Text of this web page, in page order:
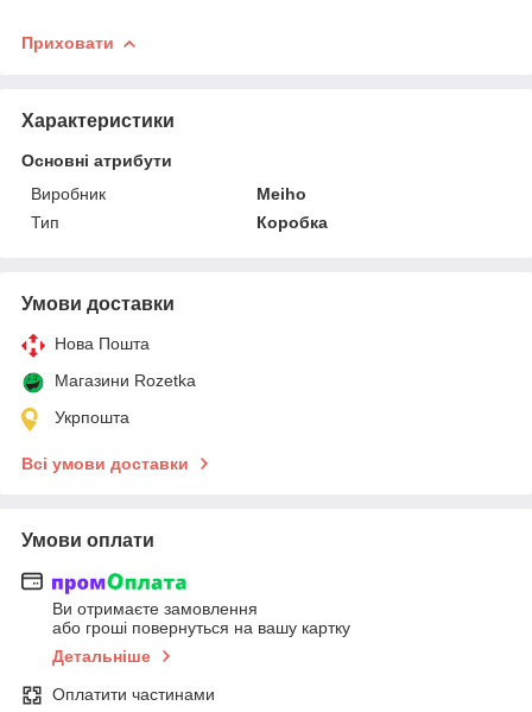
Приховати
Характеристики
Основні атрибути
Виробник
Meiho
Тип
Коробка
Умови доставки
Нова Пошта
Магазини Rozetka
Укрпошта
Всі умови доставки
Умови оплати
Ви отримаєте замовлення
або гроші повернуться на вашу картку
Детальніше
Оплатити частинами